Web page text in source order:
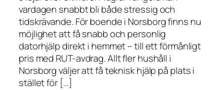
vardagen snabbt bli både stressig och
tidskrävande. För boende i Norsborg finns nu
möjlighet att få snabb och personlig
datorhjälp direkt i hemmet – till ett förmånligt
pris med RUT-avdrag. Allt fler hushåll i
Norsborg väljer att få teknisk hjälp på plats i
stället för […]